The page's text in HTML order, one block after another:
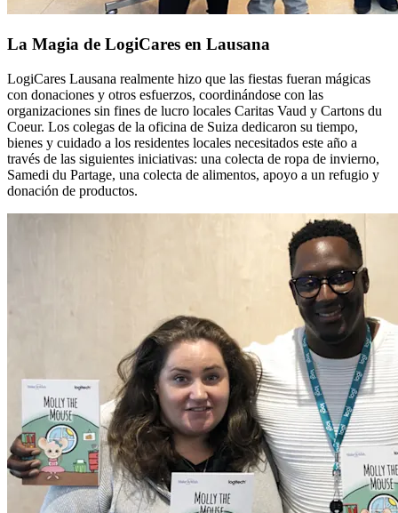
La Magia de LogiCares en Lausana
LogiCares Lausana realmente hizo que las fiestas fueran mágicas
con donaciones y otros esfuerzos, coordinándose con las
organizaciones sin fines de lucro locales Caritas Vaud y Cartons du
Coeur. Los colegas de la oficina de Suiza dedicaron su tiempo,
bienes y cuidado a los residentes locales necesitados este año a
través de las siguientes iniciativas: una colecta de ropa de invierno,
Samedi du Partage, una colecta de alimentos, apoyo a un refugio y
donación de productos.